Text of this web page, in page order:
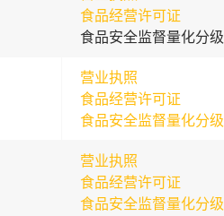
食品经营许可证
食品安全监督量化分级
营业执照
食品经营许可证
食品安全监督量化分级
营业执照
食品经营许可证
食品安全监督量化分级